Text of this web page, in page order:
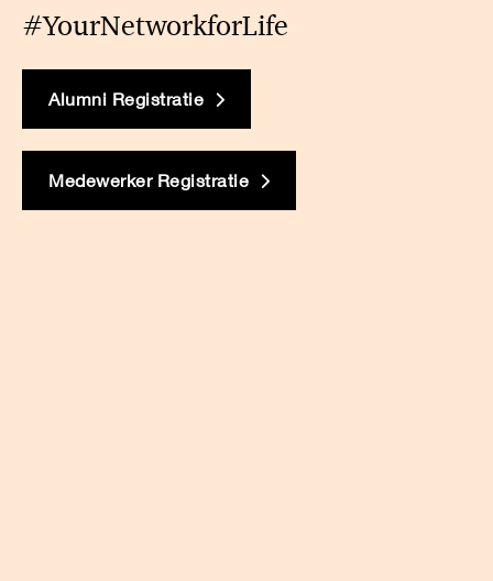
#YourNetworkforLife
Alumni Registratie
Medewerker Registratie